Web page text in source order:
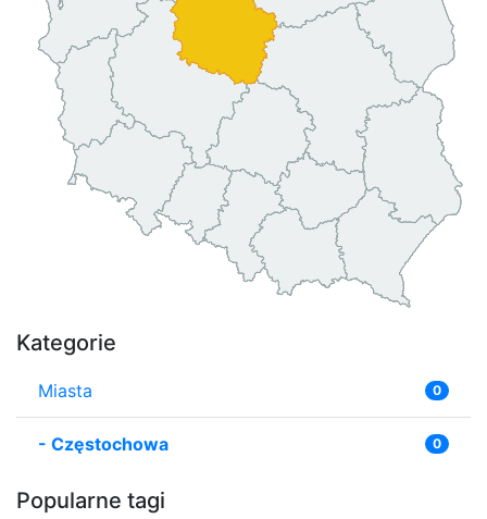
Kategorie
Miasta 0
- Częstochowa 0
Popularne tagi